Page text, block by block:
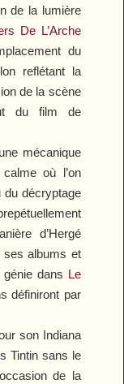
de la lumière
De L’Arche
du
reflétant la
de la scène
du film de
mécanique
où l’on
du décryptage
d’Hergé
ses albums et
dans Le
définiront par
son Indiana
Tintin sans le
de la